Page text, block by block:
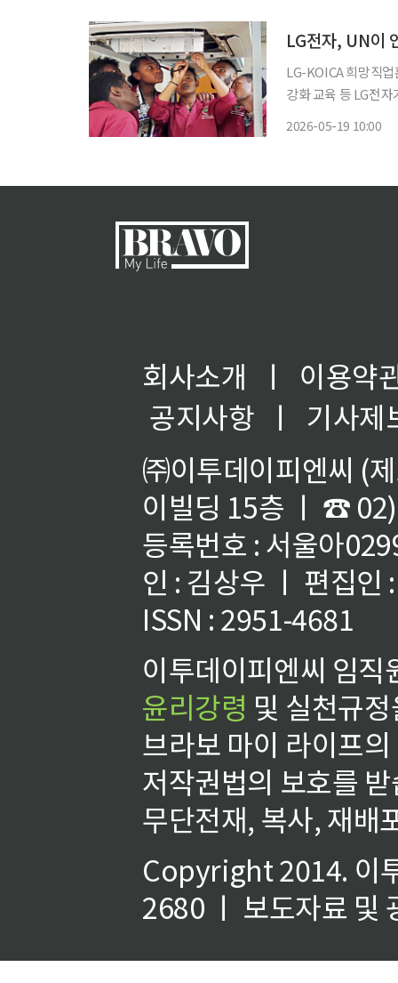
LG전자, UN이
LG-KOICA 희망직
강화 교육 등 LG전자가 에티오피아에서 10년 이상 운영해 온 LG-KOICA 희망직업훈련학교
2026-05-19 10:00
회사소개 ㅣ
이용약
공지사항
ㅣ
기사제
㈜이투데이피엔씨 (
이빌딩 15층 ㅣ ☎
등록번호 : 서울아
인 : 김상우 ㅣ 편집인
ISSN : 2951-4681
이투데이피엔씨 임
윤리강령 및 실천규
브라보 마이 라이프
저작권법의 보호를
무단전재, 복사, 재배
Copyright 2014. 이
2680 ㅣ 보도자료